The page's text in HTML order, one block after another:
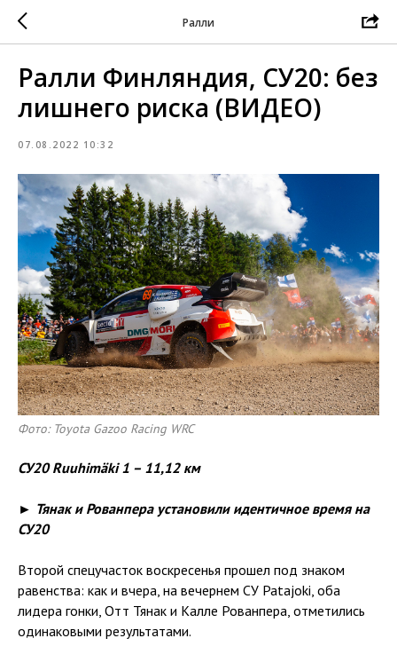
Ралли
Ралли Финляндия, СУ20: без
лишнего риска (ВИДЕО)
07.08.2022 10:32
Фото: Toyota Gazoo Racing WRC
СУ20 Ruuhimäki 1 – 11,12 км
► Тянак и Рованпера установили идентичное время на
СУ20
Второй спецучасток воскресенья прошел под знаком
равенства: как и вчера, на вечернем СУ Patajoki, оба
лидера гонки, Отт Тянак и Калле Рованпера, отметились
одинаковыми результатами.